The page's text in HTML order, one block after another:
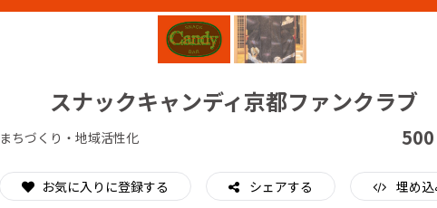
スナックキャンディ京都ファンクラブ
まちづくり・地域活性化 500
お気に入りに登録する シェアする 埋め込